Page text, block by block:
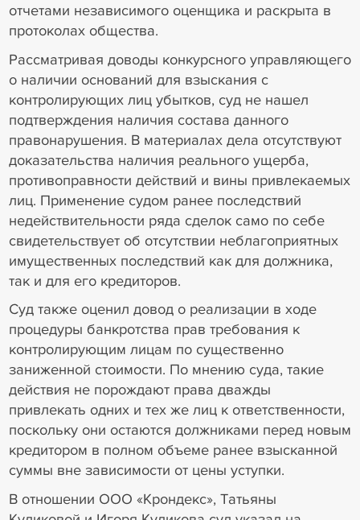
отчетами независимого оценщика и раскрыта в
протоколах общества.
Рассматривая доводы конкурсного управляющего
о наличии оснований для взыскания с
контролирующих лиц убытков, суд не нашел
подтверждения наличия состава данного
правонарушения. В материалах дела отсутствуют
доказательства наличия реального ущерба,
противоправности действий и вины привлекаемых
лиц. Применение судом ранее последствий
недействительности ряда сделок само по себе
свидетельствует об отсутствии неблагоприятных
имущественных последствий как для должника,
так и для его кредиторов.
Суд также оценил довод о реализации в ходе
процедуры банкротства прав требования к
контролирующим лицам по существенно
заниженной стоимости. По мнению суда, такие
действия не порождают права дважды
привлекать одних и тех же лиц к ответственности,
поскольку они остаются должниками перед новым
кредитором в полном объеме ранее взысканной
суммы вне зависимости от цены уступки.
В отношении ООО «Крондекс», Татьяны